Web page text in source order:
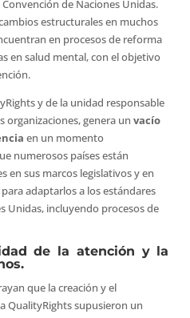
de Naciones Unidas.
estructurales en muchos
en procesos de reforma
en salud mental, con el objetivo
y de la unidad responsable
organizaciones, genera un vacío
en un momento
numerosos países están
en sus marcos legislativos y en
adaptarlos a los estándares
Unidas, incluyendo procesos de
de la atención y la
que la creación y el
QualityRights supusieron un